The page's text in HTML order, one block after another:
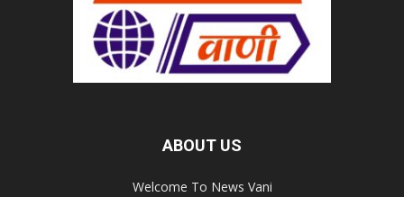
ABOUT US
Welcome To News Vani